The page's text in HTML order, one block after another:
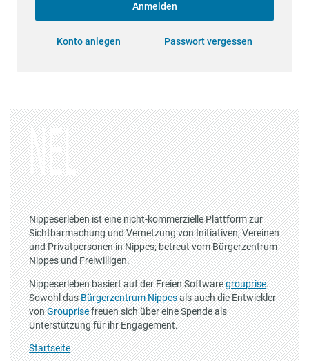
Anmelden
Konto anlegen Passwort vergessen
Nippeserleben ist eine nicht-kommerzielle Plattform zur
Sichtbarmachung und Vernetzung von Initiativen, Vereinen
und Privatpersonen in Nippes; betreut vom Bürgerzentrum
Nippes und Freiwilligen.
Nippeserleben basiert auf der Freien Softwaregrouprise.
Sowohl dasBürgerzentrum Nippesals auch die Entwickler
vonGrouprisefreuen sich über eine Spende als
Unterstützung für ihr Engagement.
Startseite